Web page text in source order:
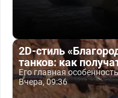
2D-стиль
танков: как
Его главная
Вчера, 09:36